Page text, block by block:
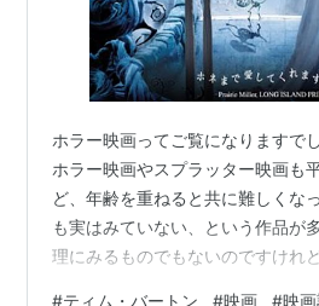
ホラー映画ってご覧になりますで
ホラー映画やスプラッター映画も
ど、年齢を重ねると共に難しくな
も実はみていない、という作品が
理にみるものでもないのですけれ
#ティム・バートン #映画 #映